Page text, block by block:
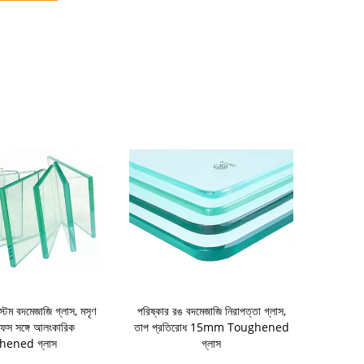
বদমেজাজি গ্লাস, মসৃণ
সঙ্গে আলংকারিক
গ্লাস
পরিষ্কার রঙ বদমেজাজি নিরাপত্তা গ্লাস,
তাপ প্রতিরোধ 15mm Toughened
গ্লাস